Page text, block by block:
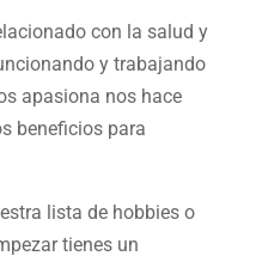
con la salud y
y trabajando
apasiona nos hace
beneficios para
lista de hobbieso
tienes un